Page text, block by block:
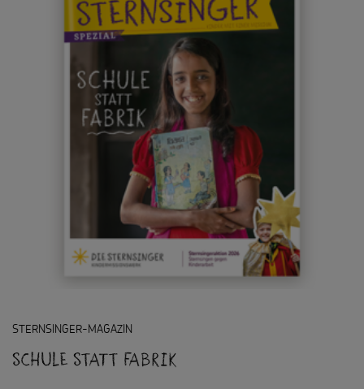
BANGLADESCH
STERNSINGER-MAGAZIN
Schule statt Fabrik